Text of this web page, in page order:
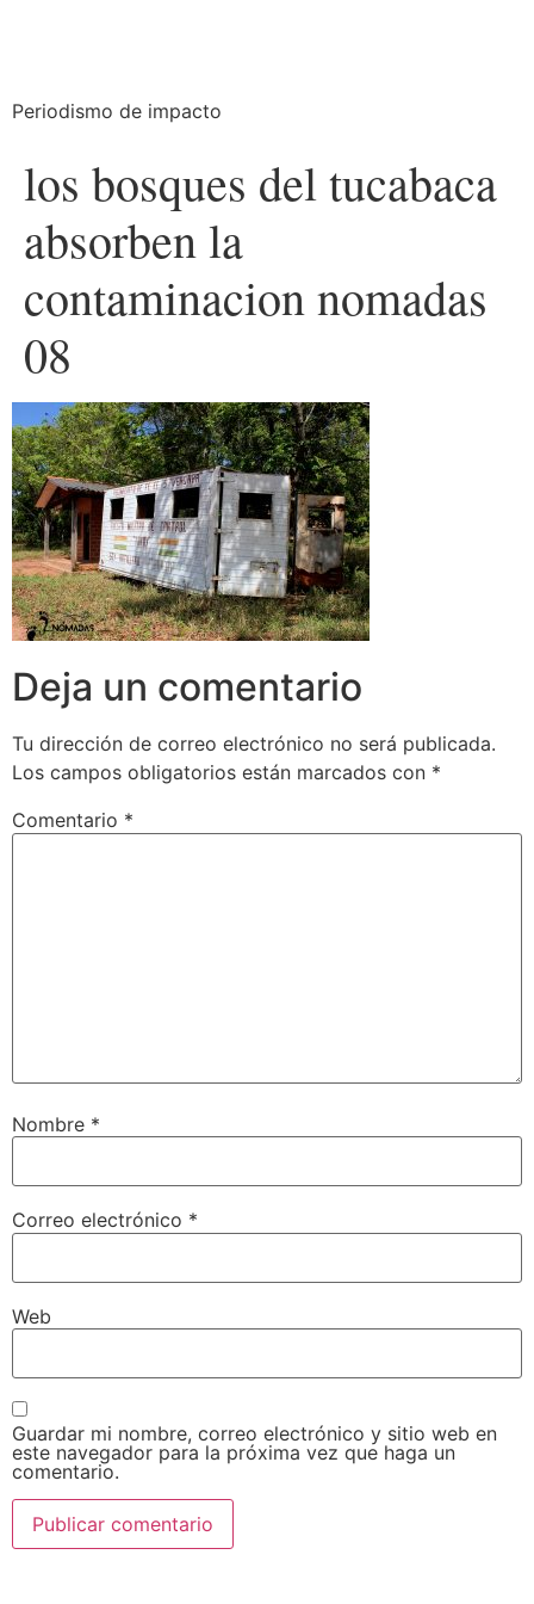
Periodismo de impacto
los bosques del tucabaca
absorben la
contaminacion nomadas
08
Deja un comentario
Tu dirección de correo electrónico no será publicada.
Los campos obligatorios están marcados con *
Comentario *
Nombre *
Correo electrónico *
Web
Guardar mi nombre, correo electrónico y sitio web en
este navegador para la próxima vez que haga un
comentario.